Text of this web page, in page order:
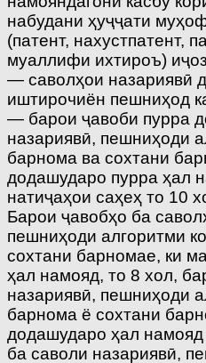
набудани ҳуҷҷати
(патент, нахустпатент,
муаллифи ихтироъ)
— саволҳои назариявӣ
иштирочиён пешниҳод
— барои ҷавоби пурра
назариявӣ, пешниҳоди
барнома ва сохтани
додашударо пурра ҳал
натиҷаҳои саҳеҳ то 10
Барои ҷавобҳо ба
пешниҳоди алгоритми
сохтани барномае, ки
ҳал намояд, то 8 хол,
назариявӣ, пешниҳоди
барнома ё сохтани
додашударо ҳал
ба саволи назариявӣ,